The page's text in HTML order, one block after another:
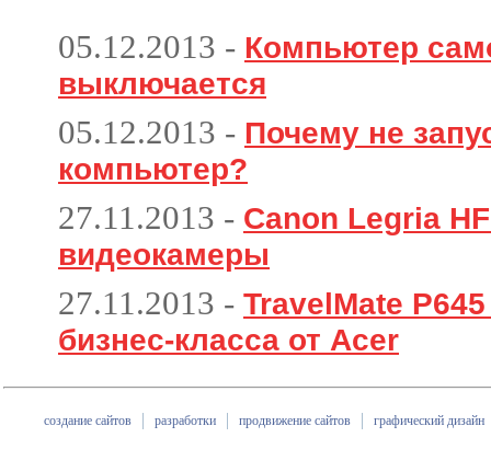
05.12.2013 - Компьютер
выключается
05.12.2013 - Почему не
компьютер?
27.11.2013 - Canon Legria
видеокамеры
27.11.2013 - TravelMate
бизнес-класса от Acer
создание сайтов разработки продвижение сайтов графический дизайн